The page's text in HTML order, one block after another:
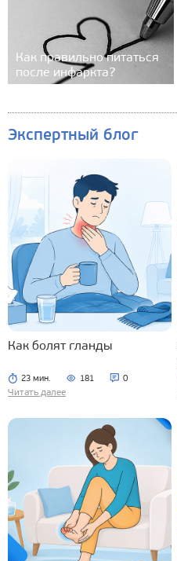
Как правильно питаться
после инфаркта?
Экспертный блог
Как болят гланды
23 мин. 181 0
Читать далее